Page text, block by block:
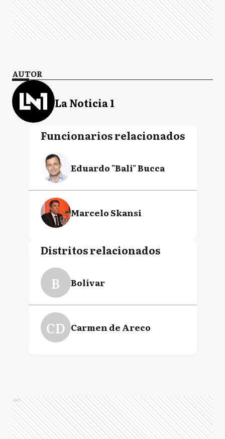
AUTOR
La Noticia 1
Funcionarios relacionados
Eduardo "Bali" Bucca
Marcelo Skansi
Distritos relacionados
B Bolívar
CD Carmen de Areco
Ads